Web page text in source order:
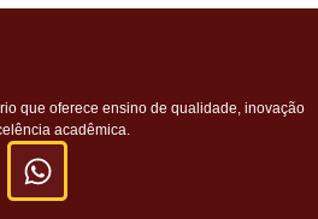
que oferece ensino de qualidade, inovação
acadêmica.